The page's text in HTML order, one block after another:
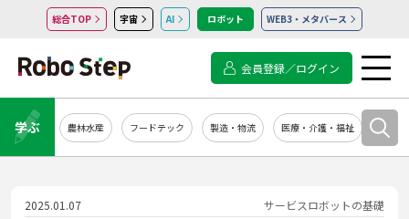
総合TOP 宇宙 AI ロボット WEB3・メタバース
会員登録／ログイン
学ぶ 農林水産 フードテック 製造・物流 医療・介護・福祉 シス
2025.01.07 サービスロボットの基礎